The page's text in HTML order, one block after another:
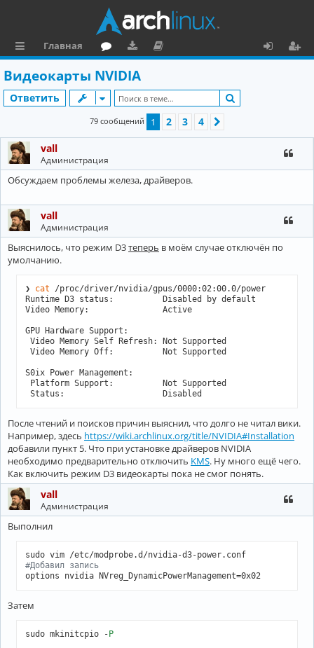
ы
л
и
Главная
ру
м
ру
зк
ку
м
е
та
я
ц
Видеокарты NVIDIA
Ответить
79 сообщений 1 2 3 4
vall
Администрация
Обсуждаем проблемы железа, драйверов.
vall
Администрация
Выяснилось, что режим D3теперь в моём случае отключён по
умолчанию.
❯ cat /proc/driver/nvidia/gpus/0000:02:00.0/power
Runtime D3 status:          Disabled by default
Video Memory:               Active
GPU Hardware Support:
Video Memory Self Refresh: Not Supported
Video Memory Off:          Not Supported
S0ix Power Management:
Platform Support:          Not Supported
Status:                    Disabled
После чтений и поисков причин выяснил, что долго не читал вики.
Например, здесь https://wiki.archlinux.org/title/NVIDIA#Installation
добавили пункт 5. Что при установке драйверов NVIDIA
необходимо предварительно отключить KMS. Ну много ещё чего.
Как включить режим D3 видеокарты пока не смог понять.
vall
Администрация
Выполнил
#Добавил запись
options nvidia NVreg_DynamicPowerManagement=0x02
Затем
sudo mkinitcpio - P